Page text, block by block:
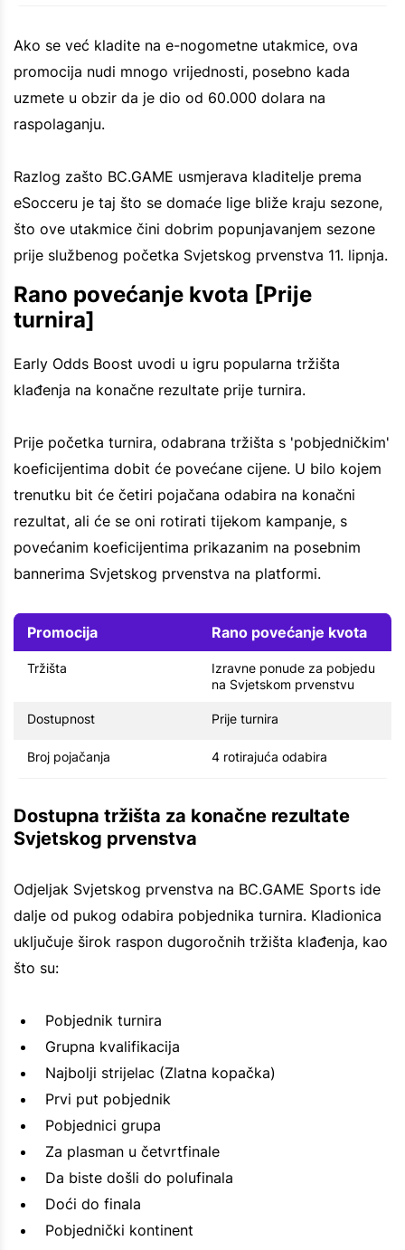
Ako se već kladite na e-nogometne utakmice, ova
promocija nudi mnogo vrijednosti, posebno kada
uzmete u obzir da je dio od 60.000 dolara na
raspolaganju.
Razlog zašto BC.GAME usmjerava kladitelje prema
eSocceru je taj što se domaće lige bliže kraju sezone,
što ove utakmice čini dobrim popunjavanjem sezone
prije službenog početka Svjetskog prvenstva 11. lipnja.
Rano povećanje kvota [Prije
turnira]
Early Odds Boost uvodi u igru popularna tržišta
klađenja na konačne rezultate prije turnira.
Prije početka turnira, odabrana tržišta s 'pobjedničkim'
koeficijentima dobit će povećane cijene. U bilo kojem
trenutku bit će četiri pojačana odabira na konačni
rezultat, ali će se oni rotirati tijekom kampanje, s
povećanim koeficijentima prikazanim na posebnim
bannerima Svjetskog prvenstva na platformi.
Promocija Rano povećanje kvota
Tržišta
Izravne ponude za pobjedu
na Svjetskom prvenstvu
Dostupnost Prije turnira
Broj pojačanja 4 rotirajuća odabira
Dostupna tržišta za konačne rezultate
Svjetskog prvenstva
Odjeljak Svjetskog prvenstva na BC.GAME Sports ide
dalje od pukog odabira pobjednika turnira. Kladionica
uključuje širok raspon dugoročnih tržišta klađenja, kao
što su:
Pobjednik turnira
Grupna kvalifikacija
Najbolji strijelac (Zlatna kopačka)
Prvi put pobjednik
Pobjednici grupa
Za plasman u četvrtfinale
Da biste došli do polufinala
Doći do finala
Pobjednički kontinent